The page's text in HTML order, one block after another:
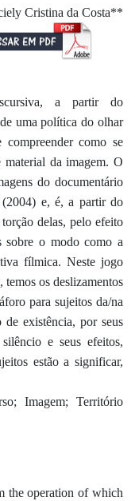
Cristina da Costa**
a partir do
uma política do olhar
como se
material da imagem. O
do documentário
e, é, a partir do
delas, pelo efeito
sobre o modo como a
fílmica. Neste jogo
temos os deslizamentos
para sujeitos da/na
existência, por seus
e seus efeitos,
estão a significar,
Imagem; Território
the operation of which